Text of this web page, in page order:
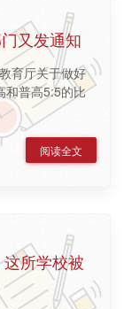
又发通知
育厅关于做好
和普高5:5的比
阅读全文
所学校被